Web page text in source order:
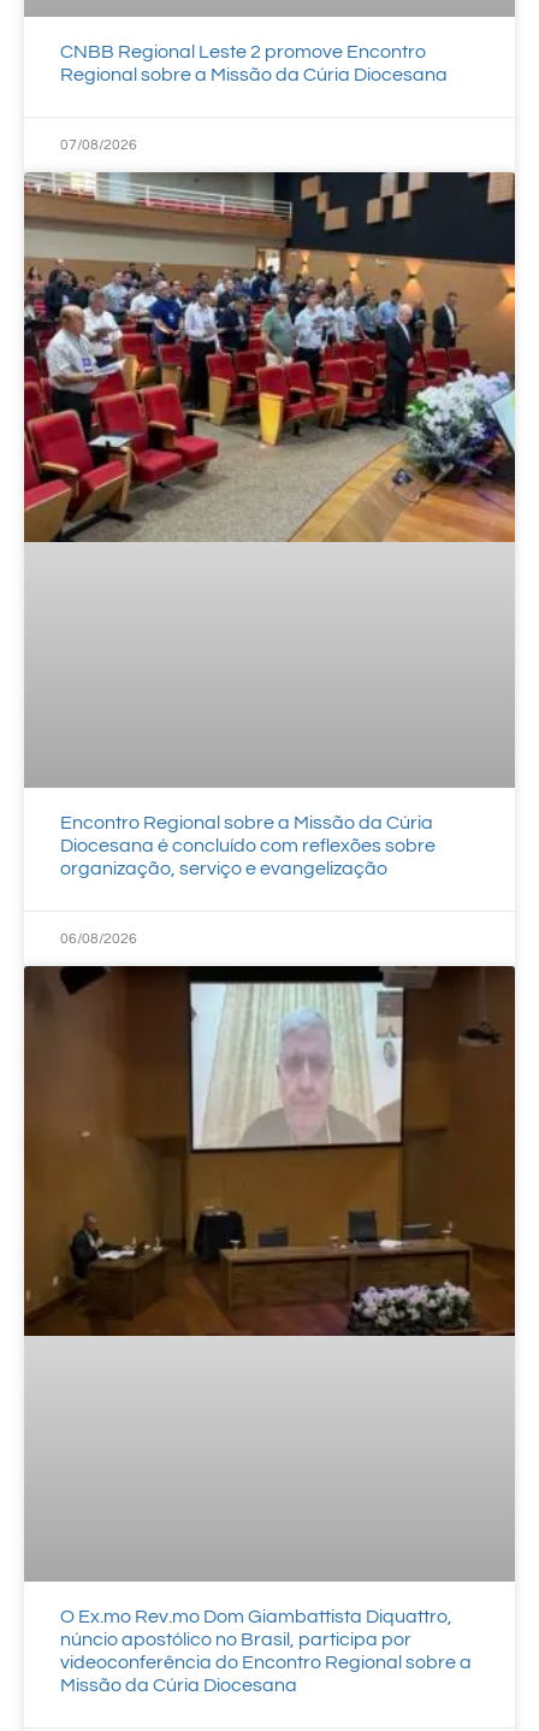
CNBB Regional Leste 2 promove Encontro
Regional sobre a Missão da Cúria Diocesana
07/08/2026
Encontro Regional sobre a Missão da Cúria
Diocesana é concluído com reflexões sobre
organização, serviço e evangelização
06/08/2026
O Ex.mo Rev.mo Dom Giambattista Diquattro,
núncio apostólico no Brasil, participa por
videoconferência do Encontro Regional sobre a
Missão da Cúria Diocesana